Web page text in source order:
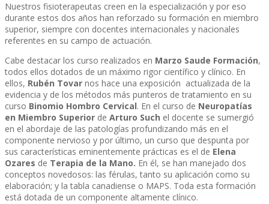
Nuestros fisioterapeutas creen en la especialización y por eso
durante estos dos años han reforzado su formación en miembro
superior, siempre con docentes internacionales y nacionales
referentes en su campo de actuación.
Cabe destacar los curso realizados en Marzo Saude Formación,
todos ellos dotados de un máximo rigor científico y clínico. En
ellos, Rubén Tovar nos hace una exposición actualizada de la
evidencia y de los métodos más punteros de tratamiento en su
curso Binomio Hombro Cervical. En el curso de Neuropatías
en Miembro Superior de Arturo Such el docente se sumergió
en el abordaje de las patologías profundizando más en el
componente nervioso y por último, un curso que despunta por
sus características eminentemente prácticas es el de Elena
Ozares de Terapia de la Mano. En él, se han manejado dos
conceptos novedosos: las férulas, tanto su aplicación como su
elaboración; y la tabla canadiense o MAPS. Toda esta formación
está dotada de un componente altamente clínico.